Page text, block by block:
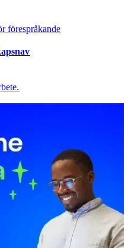
förespråkande​​